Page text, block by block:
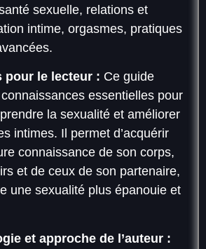
sexuelle, relations et
intime, orgasmes, pratiques
pour le lecteur : Ce guide
essentielles pour
la sexualité et améliorer
intimes. Il permet d’acquérir
connaissance de son corps,
et de ceux de son partenaire,
une sexualité plus épanouie et
et approche de l’auteur :